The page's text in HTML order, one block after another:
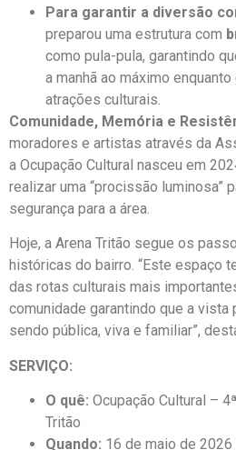
Para garantir a diversão
preparou uma estrutura com
como pula-pula, garantindo
a manhã ao máximo
atrações culturais.
Comunidade, Memória e
moradores e artistas através da
a Ocupação Cultural nasceu em
realizar uma “procissão luminosa”
segurança para a área.
Hoje, a Arena Tritão segue os
históricas do bairro. “Este espaço
das rotas culturais mais
comunidade garantindo que a vista
sendo pública, viva e familiar”,
SERVIÇO:
O quê: Ocupação Cultural –
Tritão
Quando: 16 de maio de 2026